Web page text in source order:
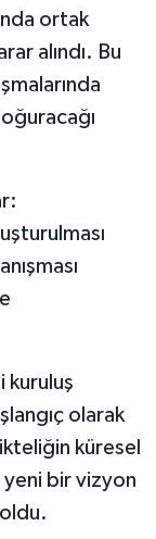
ortak
alındı. Bu
kuruluş
olarak
küresel
yeni bir vizyon